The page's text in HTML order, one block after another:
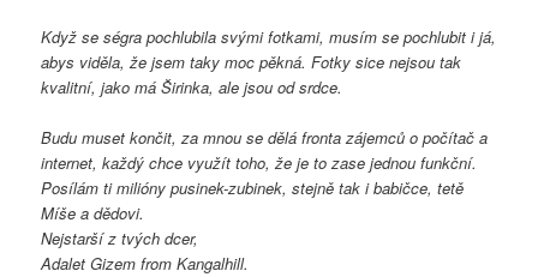
Když se ségra pochlubila svými fotkami, musím se pochlubit i já,
abys viděla, že jsem taky moc pěkná. Fotky sice nejsou tak
kvalitní, jako má Širinka, ale jsou od srdce.
Budu muset končit, za mnou se dělá fronta zájemců o počítač a
internet, každý chce využít toho, že je to zase jednou funkční.
Posílám ti milióny pusinek-zubinek, stejně tak i babičce, tetě
Míše a dědovi.
Nejstarší z tvých dcer,
Adalet Gizem from Kangalhill.